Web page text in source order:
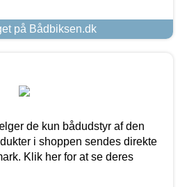
på Bådbiksen.dk
de kun bådudstyr af den
i shoppen sendes direkte
Klik her for at se deres